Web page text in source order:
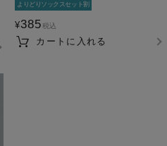
よりどりソックスセット割
¥385税込
カートに入れる